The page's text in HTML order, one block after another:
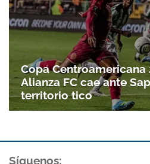
Copa Centroamericana
Alianza FC cae ante
territorio tico
Síguenos: